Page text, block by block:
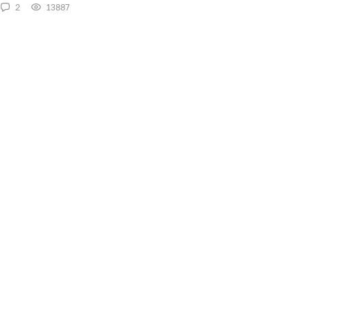
2 13887